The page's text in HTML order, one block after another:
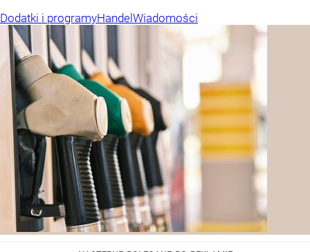
Dodatki i programyHandelWiadomości